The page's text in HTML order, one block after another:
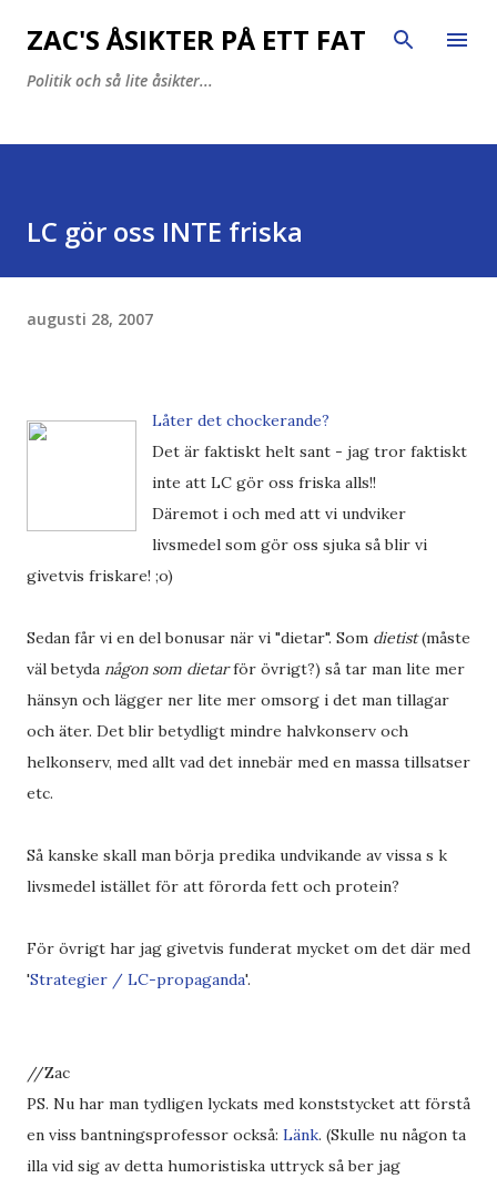
Fortsätt till huvudinnehåll
ZAC'S ÅSIKTER PÅ ETT FAT
Politik och så lite åsikter...
LC gör oss INTE friska
augusti 28, 2007
Låter det chockerande?
Det är faktiskt helt sant - jag tror faktiskt
inte att LC gör oss friska alls!!
Däremot i och med att vi undviker
livsmedel som gör oss sjuka så blir vi
givetvis friskare! ;o)
Sedan får vi en del bonusar när vi "dietar". Som dietist(måste
väl betyda någon som dietarför övrigt?) så tar man lite mer
hänsyn och lägger ner lite mer omsorg i det man tillagar
och äter. Det blir betydligt mindre halvkonserv och
helkonserv, med allt vad det innebär med en massa tillsatser
etc.
Så kanske skall man börja predika undvikande av vissa s k
livsmedel istället för att förorda fett och protein?
För övrigt har jag givetvis funderat mycket om det där med
'Strategier / LC-propaganda'.
//Zac
PS. Nu har man tydligen lyckats med konststycket att förstå
en viss bantningsprofessor också: Länk. (Skulle nu någon ta
illa vid sig av detta humoristiska uttryck så ber jag